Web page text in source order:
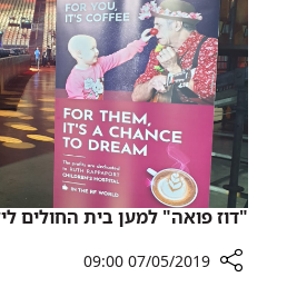
"דוז פואה" למען בית החולים
07/05/2019 09:00